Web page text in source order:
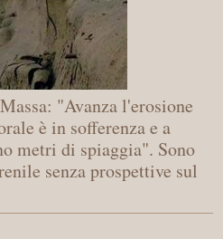
"Avanza l'erosione
è in sofferenza e a
metri di spiaggia". Sono
senza prospettive sul